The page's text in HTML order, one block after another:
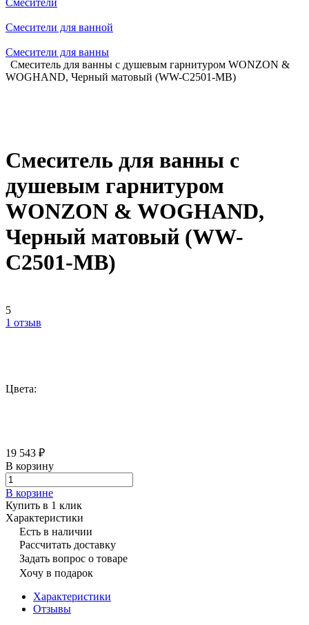
Смесители
Смесители для ванной
Смесители для ванны
Смеситель для ванны с душевым гарнитуром WONZON &
WOGHAND, Черный матовый (WW-C2501-MB)
Смеситель для ванны с
душевым гарнитуром
WONZON & WOGHAND,
Черный матовый (WW-
C2501-MB)
5
1 отзыв
Цвета:
19 543 ₽
В корзину
В корзине
Купить в 1 клик
Характеристики
Есть в наличии
Рассчитать доставку
Задать вопрос о товаре
Хочу в подарок
Характеристики
Отзывы